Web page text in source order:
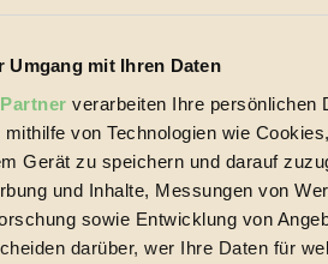
mit Ihren Daten
verarbeiten Ihre persönlichen
von Technologien wie
Gerät zu speichern und darauf
und Inhalte, Messungen von
sowie Entwicklung von
darüber, wer Ihre Daten für
Fair-Trade sowie der Branche